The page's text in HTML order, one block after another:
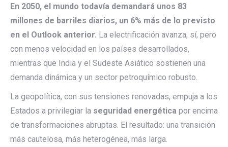
En 2050, el mundo todavía demandará unos 83
millones de barriles diarios, un 6% más de lo previsto
en el Outlook anterior. La electrificación avanza, sí, pero
con menos velocidad en los países desarrollados,
mientras que India y el Sudeste Asiático sostienen una
demanda dinámica y un sector petroquímico robusto.
La geopolítica, con sus tensiones renovadas, empuja a los
Estados a privilegiar la seguridad energética por encima
de transformaciones abruptas. El resultado: una transición
más cautelosa, más heterogénea, más larga.